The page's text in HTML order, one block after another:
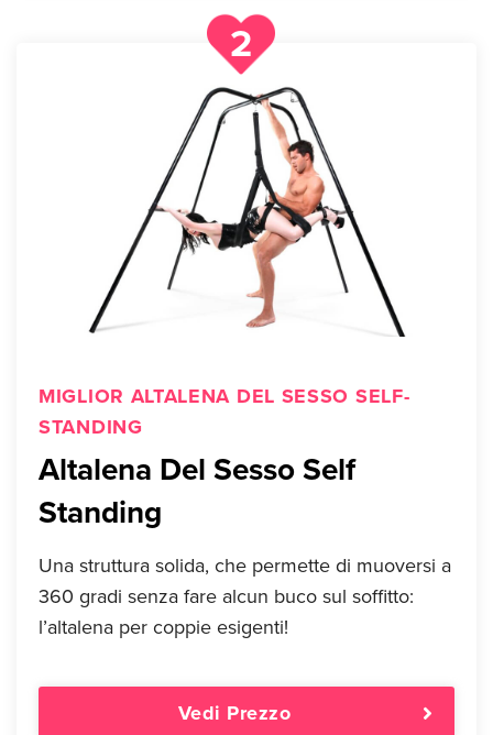
2
MIGLIOR ALTALENA DEL SESSO SELF-
STANDING
Altalena Del Sesso Self
Standing
Una struttura solida, che permette di muoversi a
360 gradi senza fare alcun buco sul soffitto:
l’altalena per coppie esigenti!
Vedi Prezzo